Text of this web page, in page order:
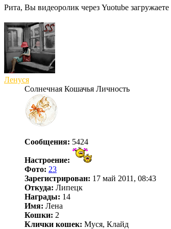
Рита, Вы видеоролик через Yuotube загружаете
Ленуся
Солнечная Кошачья Личность
Сообщения: 5424
Настроение:
Фото: 23
Зарегистрирован: 17 май 2011, 08:43
Откуда: Липецк
Награды: 14
Имя: Лена
Кошки: 2
Клички кошек: Муся, Клайд